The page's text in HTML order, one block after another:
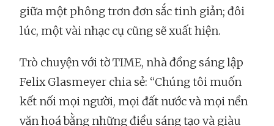
giữa một phông trơn đơn sắc tinh giản; đôi
lúc, một vài nhạc cụ cũng sẽ xuất hiện.
Trò chuyện với tờ TIME, nhà đồng sáng lập
Felix Glasmeyer chia sẻ: “Chúng tôi muốn
kết nối mọi người, mọi đất nước và mọi nền
văn hoá bằng những điều sáng tạo và giàu